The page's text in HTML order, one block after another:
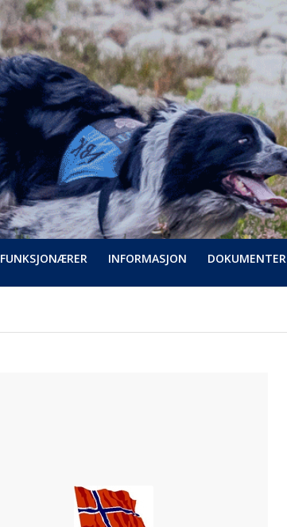
FUNKSJONÆRER INFORMASJON DOKUMENTER